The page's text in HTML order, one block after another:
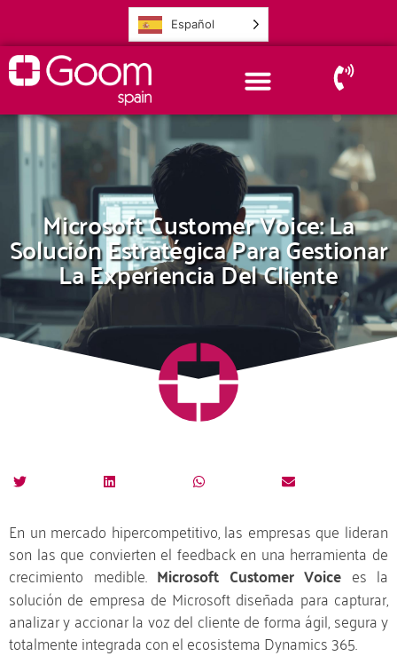
Español
Microsoft Customer Voice: La
Solución Estratégica Para Gestionar
La Experiencia Del Cliente
En un mercado hipercompetitivo, las empresas que lideran
son las que convierten el feedback en una herramienta de
crecimiento medible. Microsoft Customer Voice es la
solución de empresa de Microsoft diseñada para capturar,
analizar y accionar la voz del cliente de forma ágil, segura y
totalmente integrada con el ecosistema Dynamics 365.